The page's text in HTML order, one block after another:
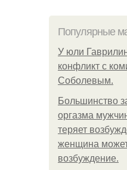
Популярные
У юли
конфликт с
Соболевым.
Большинство
оргазма
теряет
женщина
возбуждение.